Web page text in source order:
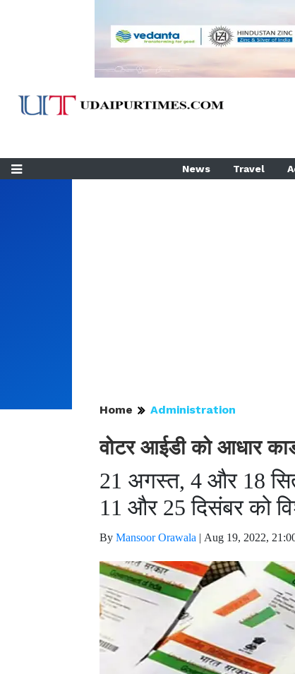
News Travel
Home Administration
वोटर आईडी को आधार
21 अगस्त, 4 और 18
11 और 25 दिसंबर को
By Mansoor Orawala | Aug 19, 2022,